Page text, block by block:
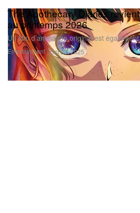
Entertainment
The Apothecary Diaries
au printemps 2026
Un film d’animation original est
Oct 23, 2025